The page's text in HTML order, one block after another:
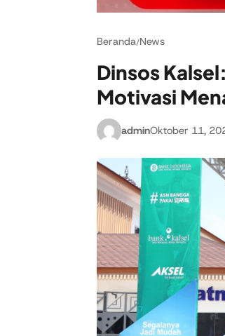
Beranda/News
Dinsos
Motivasi
adminOktober 11,